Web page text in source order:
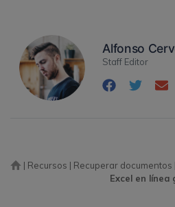
Alfonso
Staff Editor
| Recursos | Recuperar documentos
Excel en línea